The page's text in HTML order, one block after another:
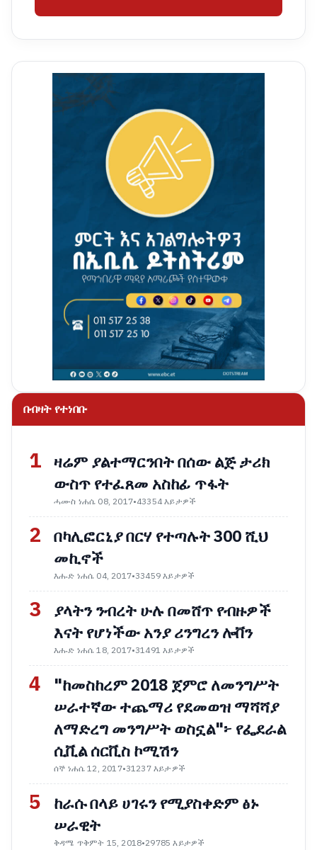
በብዛት የተነበቡ
1 ዛሬም ያልተማርንበት በሰው ልጅ ታሪክ
ውስጥ የተፈጸመ አስከፊ ጥፋት
ሓሙስ ነሐሴ 08, 2017•43354 እይታዎች
2 በካሊፎርኒያ በርሃ የተጣሉት 300 ሺህ
መኪኖች
እሑድ ነሐሴ 04, 2017•33459 እይታዎች
3
ያላትን ንብረት ሁሉ በመሸጥ የብዙዎች
እናት የሆነችው አንያ ሪንግረን ሎቨን
እሑድ ነሐሴ 18, 2017•31491 እይታዎች
4
"ከመስከረም 2018 ጀምሮ ለመንግሥት
ሠራተኛው ተጨማሪ የደመወዝ ማሻሻያ
ለማድረግ መንግሥት ወስኗል"፦ የፌደራል
ሲቪል ሰርቪስ ኮሚሽን
ሰኞ ነሐሴ 12, 2017•31237 እይታዎች
5
ከራሱ በላይ ሀገሩን የሚያስቀድም ፅኑ
ሠራዊት
ቅዳሜ ጥቅምት 15, 2018•29785 እይታዎች